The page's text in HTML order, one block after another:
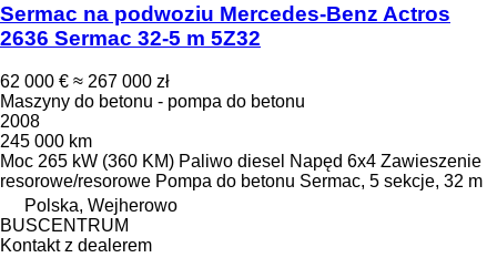
Sermac na podwoziu Mercedes-Benz Actros
2636 Sermac 32-5 m 5Z32
62 000 € ≈ 267 000 zł
Maszyny do betonu - pompa do betonu
2008
245 000 km
Moc 265 kW (360 KM) Paliwo diesel Napęd 6x4 Zawieszenie
resorowe/resorowe Pompa do betonu Sermac, 5 sekcje, 32 m
Polska, Wejherowo
BUSCENTRUM
Kontakt z dealerem